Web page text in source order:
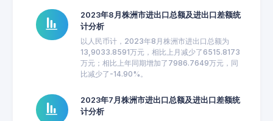
2023年8月株洲市进出口总额及进出口差额统
计分析
以人民币计，2023年8月株洲市进出口总额为
13,9033.8591万元，相比上月减少了6515.8173
万元；相比上年同期增加了7986.7649万元，同
比减少了-14.90%。
2023年7月株洲市进出口总额及进出口差额统
计分析